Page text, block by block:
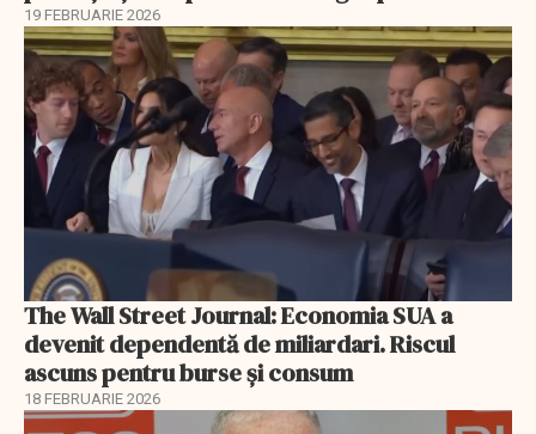
19 FEBRUARIE 2026
The Wall Street Journal: Economia SUA a
devenit dependentă de miliardari. Riscul
ascuns pentru burse și consum
18 FEBRUARIE 2026
EXCLUSIV